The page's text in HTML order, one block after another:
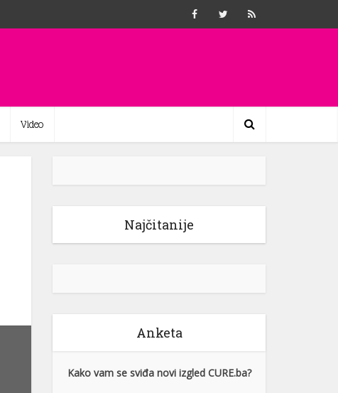
Video
Najčitanije
Anketa
Kako vam se sviđa novi izgled CURE.ba?